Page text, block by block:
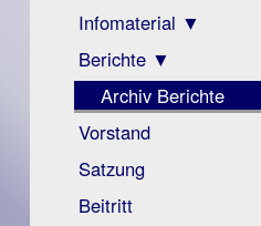
Infomaterial ▼
Visus
Zeitschrift
LPF-
Monokular
Mac
Berichte ▼
Archiv Berichte
Vorstand
Satzung
Beitritt